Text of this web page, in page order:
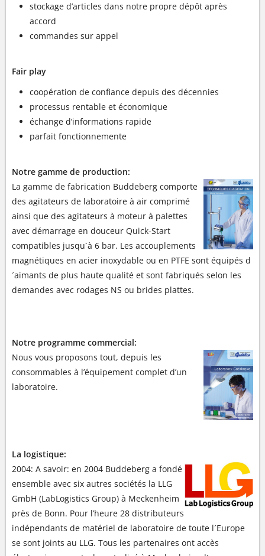
stockage d’articles dans notre propre dépôt après
accord
commandes sur appel
Fair play
coopération de confiance depuis des décennies
processus rentable et économique
échange d’informations rapide
parfait fonctionnemente
Notre gamme de production:
La gamme de fabrication Buddeberg comporte
des agitateurs de laboratoire à air comprimé
ainsi que des agitateurs à moteur à palettes
avec démarrage en douceur Quick-Start
compatibles jusqu´à 6 bar. Les accouplements
magnétiques en acier inoxydable ou en PTFE sont équipés d
´aimants de plus haute qualité et sont fabriqués selon les
demandes avec rodages NS ou brides plattes.
Notre programme commercial:
Nous vous proposons tout, depuis les
consommables à l’équipement complet d’un
laboratoire.
La logistique:
2004: A savoir: en 2004 Buddeberg a fondé
ensemble avec six autres sociétés la LLG
GmbH (LabLogistics Group) à Meckenheim
près de Bonn. Pour l’heure 28 distributeurs
indépendants de matériel de laboratoire de toute l´Europe
se sont joints au LLG. Tous les partenaires ont accès